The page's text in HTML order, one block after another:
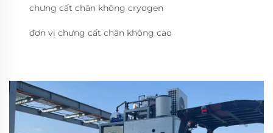
chưng cất chân không cryogen
đơn vị chưng cất chân không cao